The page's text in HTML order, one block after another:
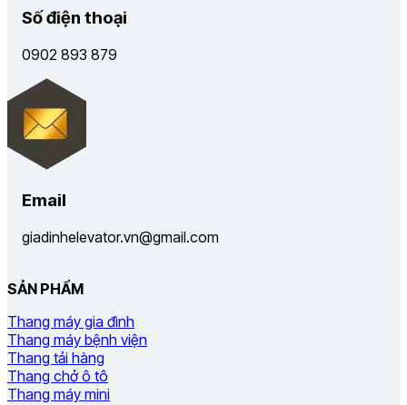
Số điện thoại
0902 893 879
Email
giadinhelevator.vn@gmail.com
SẢN PHẨM
Thang máy gia đình
Thang máy bệnh viện
Thang tải hàng
Thang chở ô tô
Thang máy mini